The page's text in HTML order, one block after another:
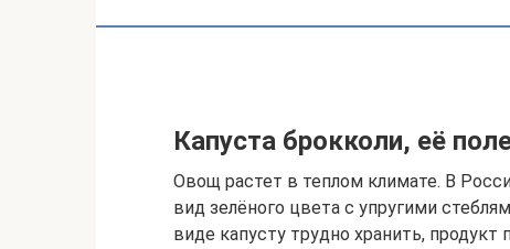
Капуста брокколи, её
Овощ растет в теплом климате. В
вид зелёного цвета с упругими
виде капусту трудно хранить,